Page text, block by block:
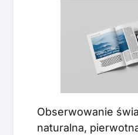
Obserwowanie
naturalna,